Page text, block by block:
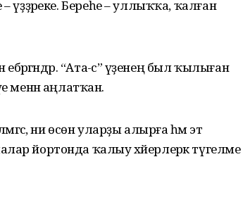
– үҙҙәреке. Береһе – уллыҡҡа, ҡалған
“Ата-әсә” үҙенең был ҡылыған
менән аңлатҡан.
ни өсөн уларҙы алырға һәм эт
йортонда ҡалыу хәйерлерәк түгелме